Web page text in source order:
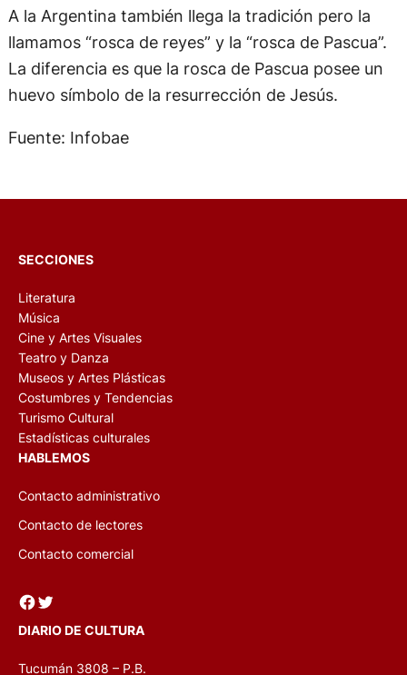
A la Argentina también llega la tradición pero la
llamamos “rosca de reyes” y la “rosca de Pascua”.
La diferencia es que la rosca de Pascua posee un
huevo símbolo de la resurrección de Jesús.
Fuente: Infobae
SECCIONES
Literatura
Música
Cine y Artes Visuales
Teatro y Danza
Museos y Artes Plásticas
Costumbres y Tendencias
Turismo Cultural
Estadísticas culturales
HABLEMOS
Contacto administrativo
Contacto de lectores
Contacto comercial
Facebook Twitter
DIARIO DE CULTURA
Tucumán 3808 – P.B.